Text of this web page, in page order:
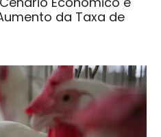
da Taxa de